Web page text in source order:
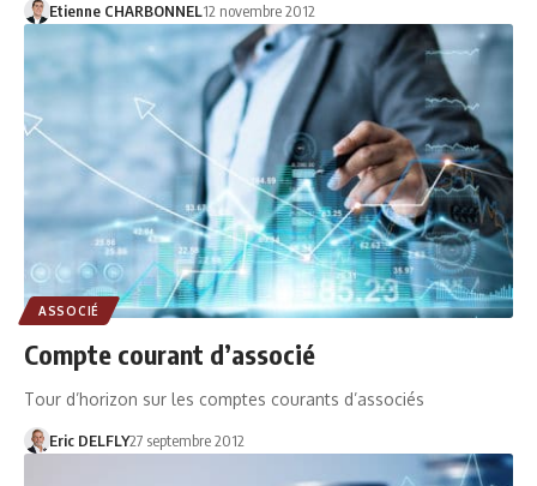
Etienne CHARBONNEL12 novembre 2012
ASSOCIÉ
Compte courant d’associé
Tour d’horizon sur les comptes courants d’associés
Eric DELFLY27 septembre 2012